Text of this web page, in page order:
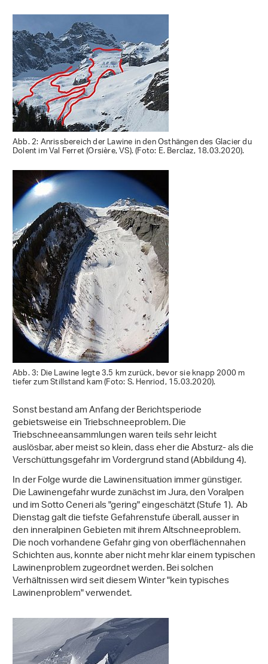
Abb. 2: Anrissbereich der Lawine in den Osthängen des Glacier du
Dolent im Val Ferret (Orsière, VS). (Foto: E. Berclaz, 18.03.2020).
Abb. 3: Die Lawine legte 3.5 km zurück, bevor sie knapp 2000 m
tiefer zum Stillstand kam (Foto: S. Henriod, 15.03.2020).
Sonst bestand am Anfang der Berichtsperiode
gebietsweise ein Triebschneeproblem. Die
Triebschneeansammlungen waren teils sehr leicht
auslösbar, aber meist so klein, dass eher die Absturz- als die
Verschüttungsgefahr im Vordergrund stand (Abbildung 4).
In der Folge wurde die Lawinensituation immer günstiger.
Die Lawinengefahr wurde zunächst im Jura, den Voralpen
und im Sotto Ceneri als "gering" eingeschätzt (Stufe 1). Ab
Dienstag galt die tiefste Gefahrenstufe überall, ausser in
den inneralpinen Gebieten mit ihrem Altschneeproblem.
Die noch vorhandene Gefahr ging von oberflächennahen
Schichten aus, konnte aber nicht mehr klar einem typischen
Lawinenproblem zugeordnet werden. Bei solchen
Verhältnissen wird seit diesem Winter "kein typisches
Lawinenproblem" verwendet.